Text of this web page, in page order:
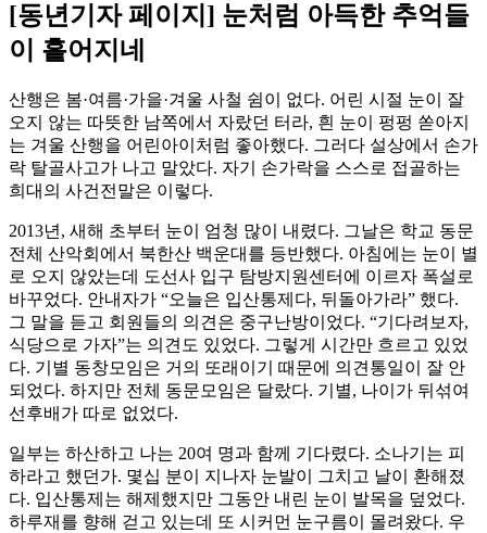
[동년기자 페이지] 눈처럼 아득한 추억들
이 흩어지네
산행은 봄·여름·가을·겨울 사철 쉼이 없다. 어린 시절 눈이 잘
오지 않는 따뜻한 남쪽에서 자랐던 터라, 흰 눈이 펑펑 쏟아지
는 겨울 산행을 어린아이처럼 좋아했다. 그러다 설상에서 손가
락 탈골사고가 나고 말았다. 자기 손가락을 스스로 접골하는
희대의 사건전말은 이렇다.
2013년, 새해 초부터 눈이 엄청 많이 내렸다. 그날은 학교 동문
전체 산악회에서 북한산 백운대를 등반했다. 아침에는 눈이 별
로 오지 않았는데 도선사 입구 탐방지원센터에 이르자 폭설로
바꾸었다. 안내자가 “오늘은 입산통제다, 뒤돌아가라” 했다.
그 말을 듣고 회원들의 의견은 중구난방이었다. “기다려보자,
식당으로 가자”는 의견도 있었다. 그렇게 시간만 흐르고 있었
다. 기별 동창모임은 거의 또래이기 때문에 의견통일이 잘 안
되었다. 하지만 전체 동문모임은 달랐다. 기별, 나이가 뒤섞여
선후배가 따로 없었다.
일부는 하산하고 나는 20여 명과 함께 기다렸다. 소나기는 피
하라고 했던가. 몇십 분이 지나자 눈발이 그치고 날이 환해졌
다. 입산통제는 해제했지만 그동안 내린 눈이 발목을 덮었다.
하루재를 향해 걷고 있는데 또 시커먼 눈구름이 몰려왔다. 우